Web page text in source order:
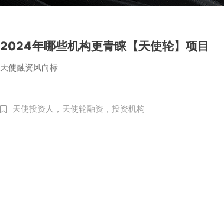
2024年哪些机构更青睐【天使轮】项目
天使融资风向标
天使投资人，天使轮融资，投资机构